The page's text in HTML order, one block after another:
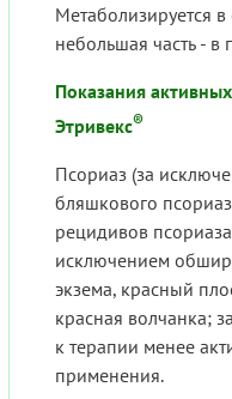
Метаболизируется
небольшая часть - в
Показания
Этривекс®
Псориаз (за
бляшкового
рецидивов
исключением
экзема, красный
красная волчанка;
к терапии менее
применения.